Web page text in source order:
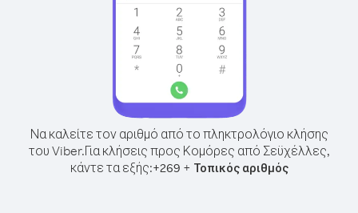
Να καλείτε τον αριθμό από το πληκτρολόγιο κλήσης
του Viber.Για κλήσεις προς Κομόρες από Σεϋχέλλες,
κάντε τα εξής:+269 + Τοπικός αριθμός